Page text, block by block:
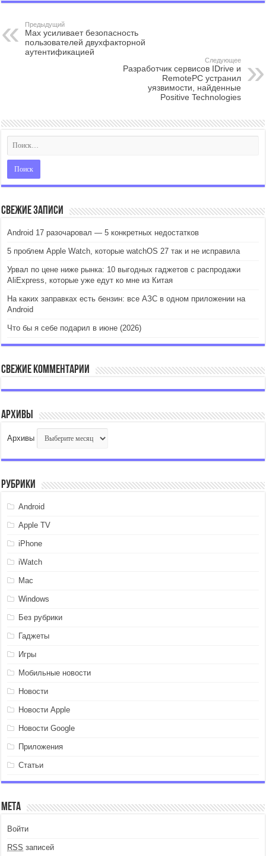
Предыдущий
Мах усиливает безопасность
пользователей двухфакторной
аутентификацией
Следующее
Разработчик сервисов IDrive и
RemotePC устранил
уязвимости, найденные
Positive Technologies
Свежие записи
Android 17 разочаровал — 5 конкретных недостатков
5 проблем Apple Watch, которые watchOS 27 так и не исправила
Урвал по цене ниже рынка: 10 выгодных гаджетов с распродажи
AliExpress, которые уже едут ко мне из Китая
На каких заправках есть бензин: все АЗС в одном приложении на
Android
Что бы я себе подарил в июне (2026)
Свежие комментарии
Архивы
Архивы
Рубрики
Android
Apple TV
iPhone
iWatch
Mac
Windows
Без рубрики
Гаджеты
Игры
Мобильные новости
Новости
Новости Apple
Новости Google
Приложения
Статьи
Мета
Войти
RSS записей